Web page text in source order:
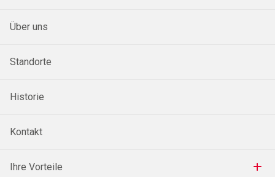
Über uns
Standorte
Historie
Kontakt
Ihre Vorteile